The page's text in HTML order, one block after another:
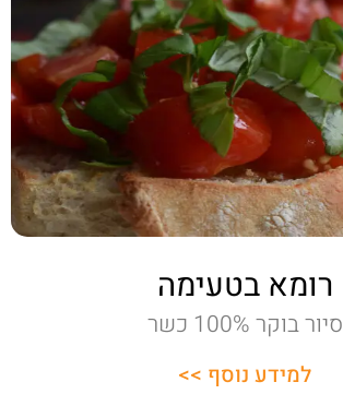
רומא בטעימה
סיור בוקר 100% כשר
למידע נוסף >>